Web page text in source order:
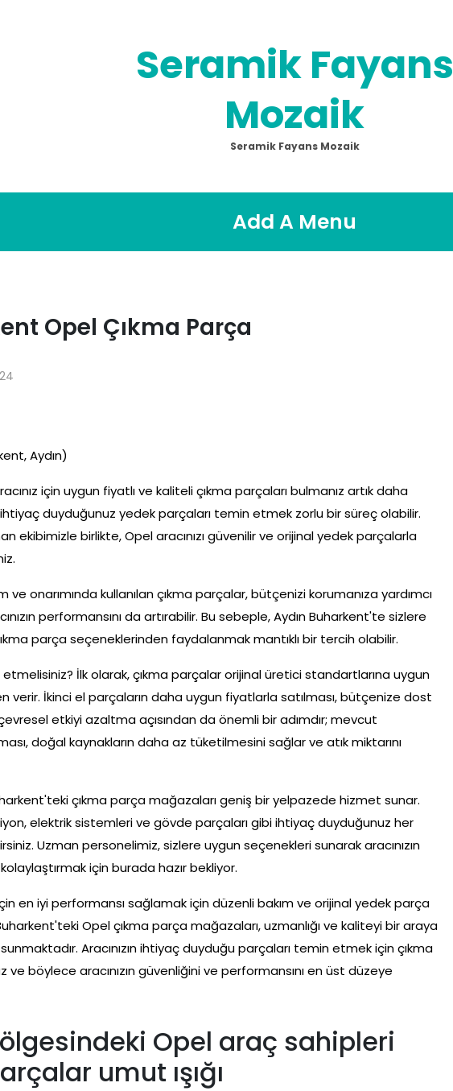
Seramik Fayans
Mozaik
Seramik Fayans Mozaik
Add A Menu
Opel Çıkma Parça
Aydın)
için uygun fiyatlı ve kaliteli çıkma parçaları bulmanız artık daha
ihtiyaç duyduğunuz yedek parçaları temin etmek zorlu bir süreç olabilir.
ekibimizle birlikte, Opel aracınızı güvenilir ve orijinal yedek parçalarla
ve onarımında kullanılan çıkma parçalar, bütçenizi korumanıza yardımcı
performansını da artırabilir. Bu sebeple, Aydın Buharkent'te sizlere
parça seçeneklerinden faydalanmak mantıklı bir tercih olabilir.
İlk olarak, çıkma parçalar orijinal üretici standartlarına uygun
verir. İkinci el parçaların daha uygun fiyatlarla satılması, bütçenize dost
etkiyi azaltma açısından da önemli bir adımdır; mevcut
doğal kaynakların daha az tüketilmesini sağlar ve atık miktarını
çıkma parça mağazaları geniş bir yelpazede hizmet sunar.
elektrik sistemleri ve gövde parçaları gibi ihtiyaç duyduğunuz her
Uzman personelimiz, sizlere uygun seçenekleri sunarak aracınızın
için burada hazır bekliyor.
en iyi performansı sağlamak için düzenli bakım ve orijinal yedek parça
Opel çıkma parça mağazaları, uzmanlığı ve kaliteyi bir araya
Aracınızın ihtiyaç duyduğu parçaları temin etmek için çıkma
ve böylece aracınızın güvenliğini ve performansını en üst düzeye
Opel araç sahipleri
umut ışığı